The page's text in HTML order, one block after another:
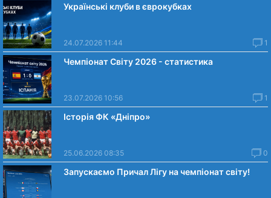
Українські клуби в єврокубках
24.07.2026 11:44 1
Чемпіонат Світу 2026 - статистика
23.07.2026 10:56 1
Історія ФК «Дніпро»
25.06.2026 08:35 0
Запускаємо Причал Лігу на чемпіонат світу!